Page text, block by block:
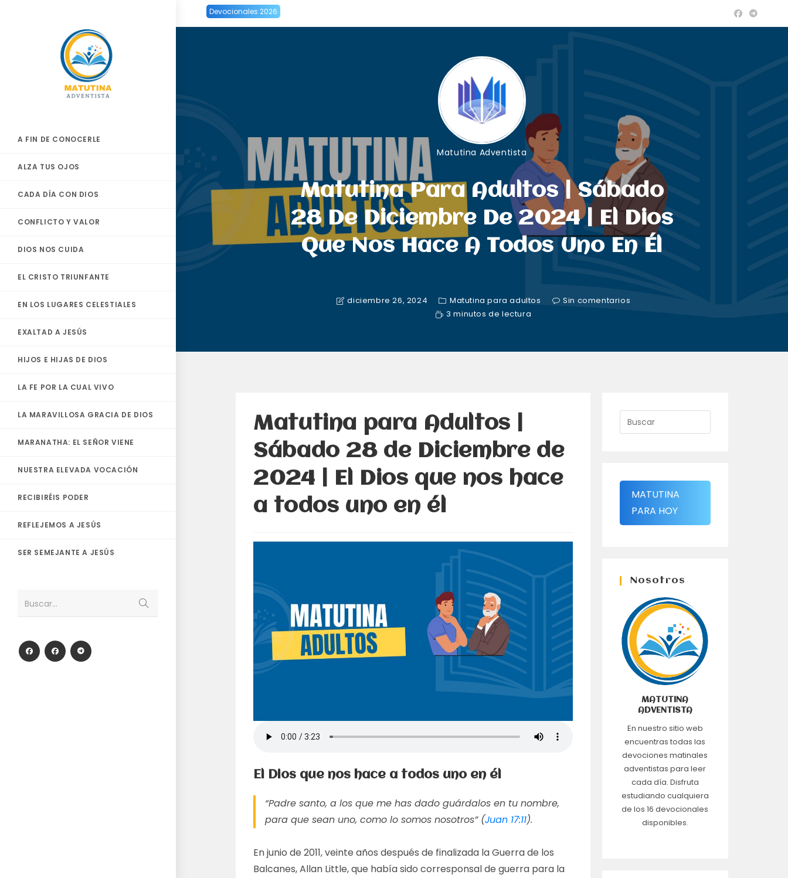
Devocionales 2026
A FIN DE CONOCERLE
ALZA TUS OJOS
CADA DÍA CON DIOS
CONFLICTO Y VALOR
DIOS NOS CUIDA
EL CRISTO TRIUNFANTE
EN LOS LUGARES CELESTIALES
EXALTAD A JESÚS
HIJOS E HIJAS DE DIOS
LA FE POR LA CUAL VIVO
LA MARAVILLOSA GRACIA DE DIOS
MARANATHA: EL SEÑOR VIENE
NUESTRA ELEVADA VOCACIÓN
RECIBIRÉIS PODER
REFLEJEMOS A JESÚS
SER SEMEJANTE A JESÚS
Buscar...
la
Matutina Adventista
Matutina Para Adultos | Sábado
28 De Diciembre De 2024 | El Dios
Que Nos Hace A Todos Uno En Él
diciembre 26, 2024 Matutina para adultos
Sin comentarios
3 minutos de lectura
Matutina para Adultos |
Sábado 28 de Diciembre de
2024 | El Dios que nos hace
a todos uno en él
El Dios que nos hace a todos uno en él
“Padre santo, a los que me has dado guárdalos en tu nombre,
para que sean uno, como lo somos nosotros” (Juan 17:11).
En junio de 2011, veinte años después de finalizada la Guerra de los
Balcanes, Allan Little, que había sido corresponsal de guerra para la
MATUTINA
PARA HOY
Nosotros
MATUTINA
ADVENTISTA
En nuestro sitio web
encuentras todas las
devociones matinales
adventistas para leer
cada día. Disfruta
estudiando cualquiera
de los 16 devocionales
disponibles.